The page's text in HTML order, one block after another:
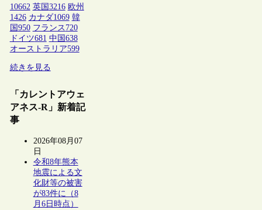
10662 英国 3216 欧州
1426 カナダ1069 韓
国 950 フランス 720
ドイツ681 中国 638
オーストラリア599
続きを見る
「カレントアウェ
アネス-R」新着記
事
2026年08月07
日
令和8年熊本
地震による文
化財等の被害
が83件に（8
月6日時点）